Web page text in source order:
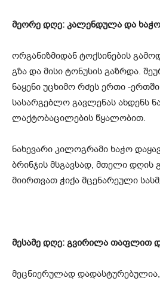
მეორე დღე: კალენდულა და ხაჭო
ორგანიზმიდან ტოქსინების
გზა და მისი ტონუსის გაზრდა.
ნაყენი უცხიმო რძეს ერთი -
სასარგებლო გავლენას ახდენს
ლაქტობაცილების წყალობით.
ნახევარი კილოგრამი ხაჭო
ბრინჯის მსგავსად, მთელი დღის
მიირთვათ ჭიქა მცენარეული
მესამე დღე: გვირილა თაფლით
მეცნიერულად